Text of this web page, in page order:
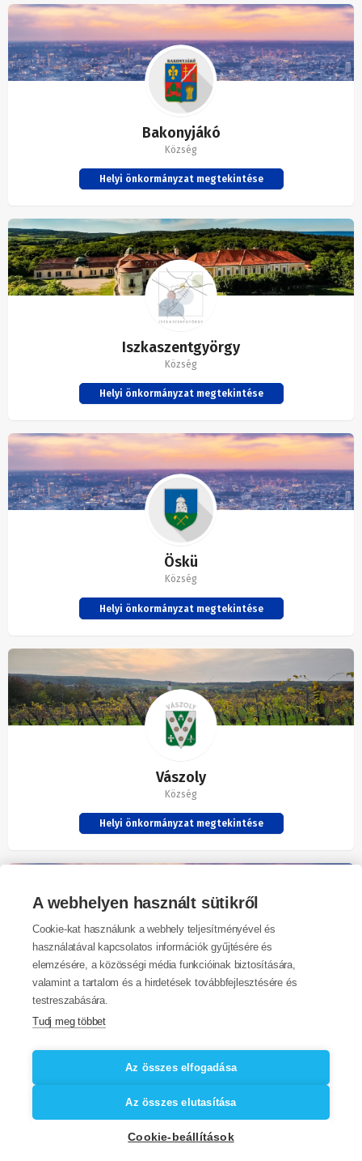
Bakonyjákó
Község
Helyi önkormányzat megtekintése
Iszkaszentgyörgy
Község
Helyi önkormányzat megtekintése
Öskü
Község
Helyi önkormányzat megtekintése
Vászoly
Község
Helyi önkormányzat megtekintése
Füle
Létrehozta: MUNIPOLIS s.r.o. ©2026
A webhelyen használt sütikről
Cookie-kat használunk a webhely teljesítményével és
használatával kapcsolatos információk gyűjtésére és
elemzésére, a közösségi média funkcióinak biztosítására,
valamint a tartalom és a hirdetések továbbfejlesztésére és
testreszabására.
Tudj meg többet
Az összes elfogadása
Az összes elutasítása
Cookie-beállítások